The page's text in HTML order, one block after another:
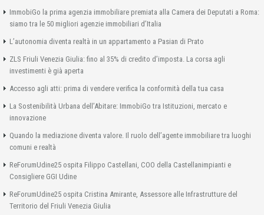
ImmobiGo la prima agenzia immobiliare premiata alla Camera dei Deputati a Roma:
siamo tra le 50 migliori agenzie immobiliari d’Italia
L’autonomia diventa realtà in un appartamento a Pasian di Prato
ZLS Friuli Venezia Giulia: fino al 35% di credito d’imposta. La corsa agli
investimenti è già aperta
Accesso agli atti: prima di vendere verifica la conformità della tua casa
La Sostenibilità Urbana dell’Abitare: ImmobiGo tra Istituzioni, mercato e
innovazione
Quando la mediazione diventa valore. Il ruolo dell’agente immobiliare tra luoghi
comuni e realtà
ReForumUdine25 ospita Filippo Castellani, COO della Castellanimpianti e
Consigliere GGI Udine
ReForumUdine25 ospita Cristina Amirante, Assessore alle Infrastrutture del
Territorio del Friuli Venezia Giulia